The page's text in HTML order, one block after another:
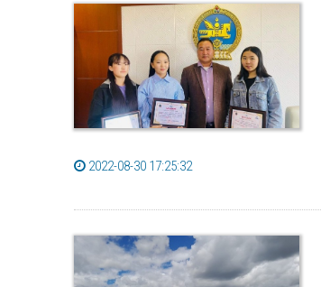
2022-08-30 17:25:32